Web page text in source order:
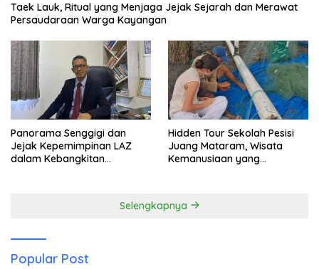
Taek Lauk, Ritual yang Menjaga Jejak Sejarah dan Merawat
Persaudaraan Warga Kayangan
Panorama Senggigi dan
Jejak Kepemimpinan LAZ
dalam Kebangkitan
Hidden Tour Sekolah Pesisi
Juang Mataram, Wisata
Kemanusiaan yang
Selengkapnya
Popular Post